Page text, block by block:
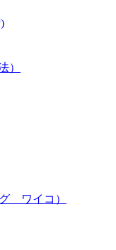
）
ワイコ）